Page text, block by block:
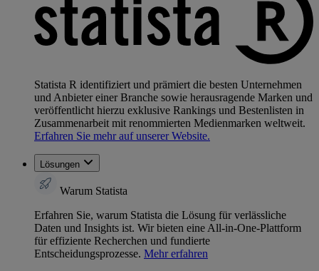
Statista R identifiziert und prämiert die besten Unternehmen
und Anbieter einer Branche sowie herausragende Marken und
veröffentlicht hierzu exklusive Rankings und Bestenlisten in
Zusammenarbeit mit renommierten Medienmarken weltweit.
Erfahren Sie mehr auf unserer Website.
Lösungen
Warum Statista
Erfahren Sie, warum Statista die Lösung für verlässliche
Daten und Insights ist. Wir bieten eine All-in-One-Plattform
für effiziente Recherchen und fundierte
Entscheidungsprozesse. Mehr erfahren